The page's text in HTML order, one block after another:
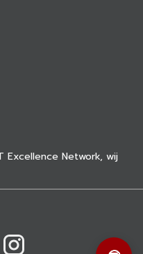
Network, wij